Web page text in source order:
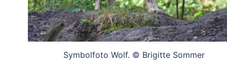
Symbolfoto Wolf. © Brigitte Sommer